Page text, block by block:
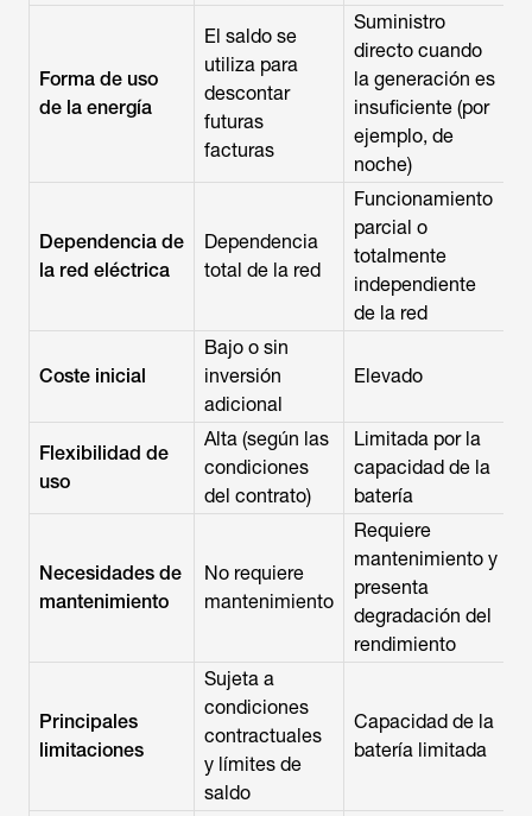
Forma de uso
de la energía
El saldo se
utiliza para
descontar
futuras
facturas
Suministro
directo cuando
la generación es
insuficiente (por
ejemplo, de
noche)
Dependencia de
la red eléctrica
Dependencia
total de la red
Funcionamiento
parcial o
totalmente
independiente
de la red
Coste inicial
Bajo o sin
inversión
adicional
Elevado
Flexibilidad de
uso
Alta (según las
condiciones
del contrato)
Limitada por la
capacidad de la
batería
Necesidades de
mantenimiento
No requiere
mantenimiento
Requiere
mantenimiento y
presenta
degradación del
rendimiento
Principales
limitaciones
Sujeta a
condiciones
contractuales
y límites de
saldo
Capacidad de la
batería limitada